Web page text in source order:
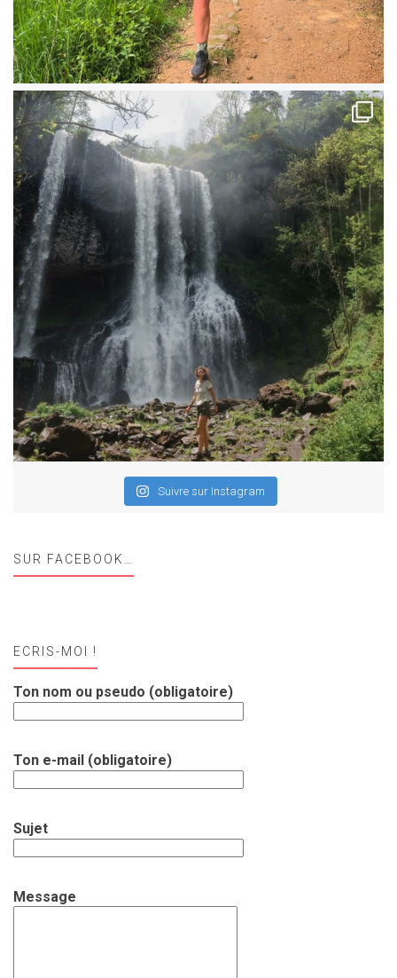
Suivre sur Instagram
SUR FACEBOOK…
ECRIS-MOI !
Ton nom ou pseudo (obligatoire)
Ton e-mail (obligatoire)
Sujet
Message